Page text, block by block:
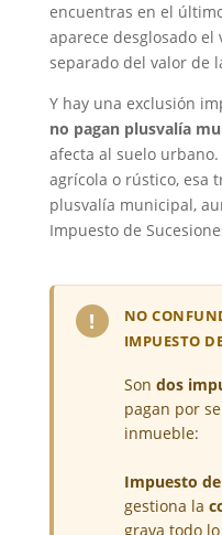
encuentras en el
aparece desglosado
separado del valor de
Y hay una exclusión
no pagan plusvalía
afecta al suelo
agrícola o rústico, esa
plusvalía municipal,
Impuesto de
!
NO
IMPUESTO
Son dos
pagan por
inmueble:
Impuesto de
gestiona la
grava todo